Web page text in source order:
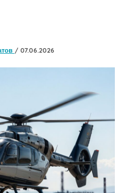
/ 07.06.2026